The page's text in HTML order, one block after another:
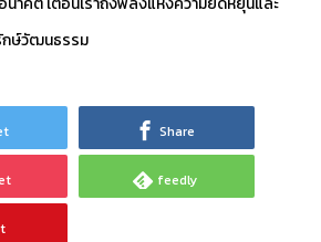
ษ์วัฒนธรรม
Share
feedly